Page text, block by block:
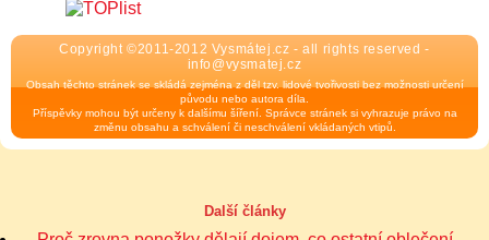
Copyright ©2011-2012 Vysmátej.cz - all rights reserved -
info@vysmatej.cz
Obsah těchto stránek se skládá zejména z děl tzv. lidové tvořivosti bez možnosti určení
původu nebo autora díla.
Příspěvky mohou být určeny k dalšímu šíření. Správce stránek si vyhrazuje právo na
změnu obsahu a schválení či neschválení vkládaných vtipů.
Další články